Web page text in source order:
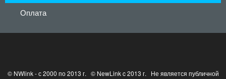
Оплата
© NWlink - с 2000 по 2013 г. © NewLink c 2013 г. Не является публичной